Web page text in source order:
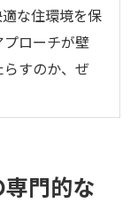
な住環境を保
ローチが壁
すのか、ぜ
門的な